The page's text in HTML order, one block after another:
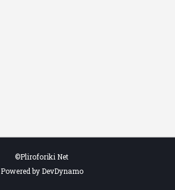
©Pliroforiki Net
Powered by DevDynamo